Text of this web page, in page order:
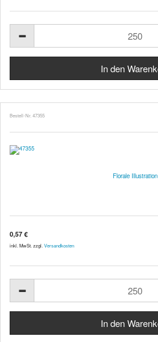
Bestell-Nr. 47355
Florale Illustration
0,57 €
inkl. MwSt. zzgl. Versandkosten